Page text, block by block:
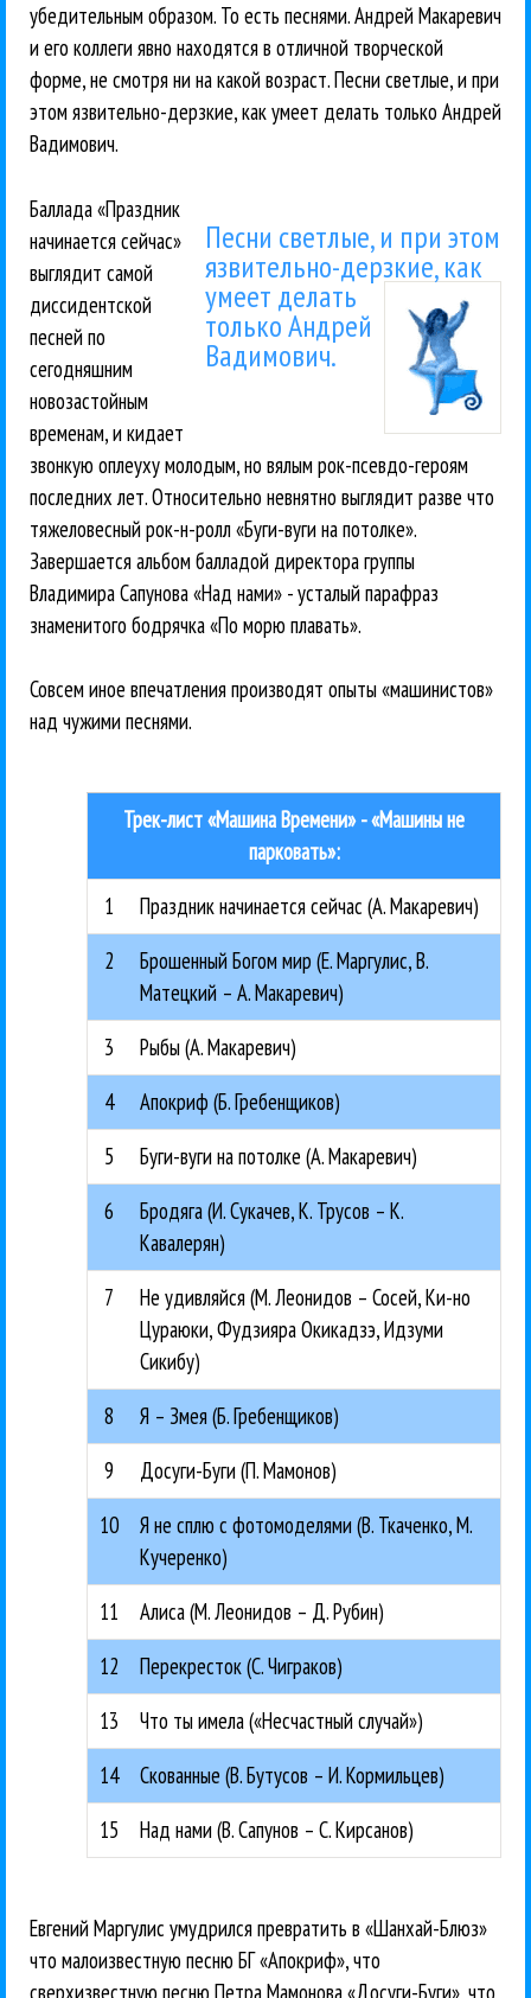
убедительным образом. То есть песнями. Андрей Макаревич
и его коллеги явно находятся в отличной творческой
форме, не смотря ни на какой возраст. Песни светлые, и при
этом язвительно-дерзкие, как умеет делать только Андрей
Вадимович.
Песни светлые, и при этом
язвительно-дерзкие,как
умеет делать
только Андрей
Вадимович.
Баллада «Праздник
начинается сейчас»
выглядит самой
диссидентской
песней по
сегодняшним
новозастойным
временам, и кидает
звонкую оплеуху молодым, но вялым рок-псевдо-героям
последних лет. Относительно невнятно выглядит разве что
тяжеловесный рок-н-ролл «Буги-вуги на потолке».
Завершается альбом балладой директора группы
Владимира Сапунова «Над нами» - усталый парафраз
знаменитого бодрячка «По морю плавать».
Совсем иное впечатления производят опыты «машинистов»
над чужими песнями.
Трек-лист «Машина Времени» - «Машины не
парковать»:
1
Праздник начинается сейчас (А. Макаревич)
2
Брошенный Богом мир (Е. Маргулис, В.
Матецкий – А. Макаревич)
3
Рыбы (А. Макаревич)
4
Апокриф (Б. Гребенщиков)
5
Буги-вуги на потолке (А. Макаревич)
6
Бродяга (И. Сукачев, К. Трусов – К.
Кавалерян)
7
Не удивляйся (М. Леонидов – Сосей, Ки-но
Цураюки, Фудзияра Окикадзэ, Идзуми
Сикибу)
8
Я – Змея (Б. Гребенщиков)
9
Досуги-Буги (П. Мамонов)
10
Я не сплю с фотомоделями (В. Ткаченко, М.
Кучеренко)
11
Алиса (М. Леонидов – Д. Рубин)
12
Перекресток (С. Чиграков)
13
Что ты имела («Несчастный случай»)
14
Скованные (В. Бутусов – И. Кормильцев)
15
Над нами (В. Сапунов – С. Кирсанов)
Евгений Маргулис умудрился превратить в «Шанхай-Блюз»
что малоизвестную песню БГ «Апокриф», что